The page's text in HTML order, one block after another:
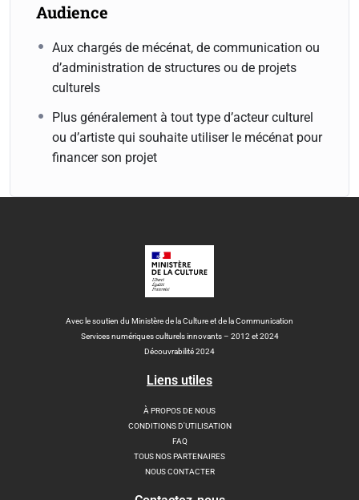
Audience
Aux chargés de mécénat, de communication ou
d’administration de structures ou de projets
culturels
Plus généralement à tout type d’acteur culturel
ou d’artiste qui souhaite utiliser le mécénat pour
financer son projet
Avec le soutien du Ministère de la Culture et de la Communication
Services numériques culturels innovants – 2012 et 2024
Découvrabilité 2024
Liens utiles
À PROPOS DE NOUS
CONDITIONS D'UTILISATION
FAQ
TOUS NOS PARTENAIRES
NOUS CONTACTER